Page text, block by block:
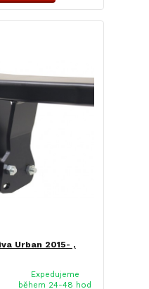
Urban 2015- ,
Expedujeme
během 24-48 hod